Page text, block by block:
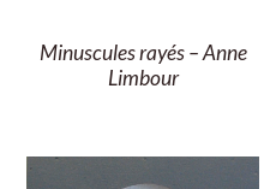
Minuscules rayés – Anne
Limbour